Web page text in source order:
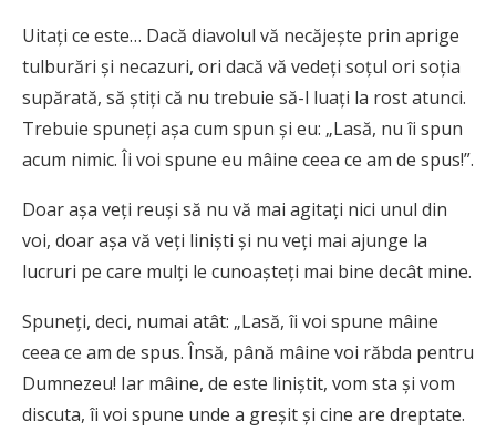
Uitaţi ce este… Dacă diavolul vă necăjeşte prin aprige
tulburări şi necazuri, ori dacă vă vedeţi soţul ori soţia
supărată, să ştiţi că nu trebuie să-l luaţi la rost atunci.
Trebuie spuneţi aşa cum spun şi eu: „Lasă, nu îi spun
acum nimic. Îi voi spune eu mâine ceea ce am de spus!”.
Doar aşa veţi reuşi să nu vă mai agitaţi nici unul din
voi, doar aşa vă veţi linişti şi nu veţi mai ajunge la
lucruri pe care mulţi le cunoaşteţi mai bine decât mine.
Spuneţi, deci, numai atât: „Lasă, îi voi spune mâine
ceea ce am de spus. Însă, până mâine voi răbda pentru
Dumnezeu! Iar mâine, de este liniştit, vom sta şi vom
discuta, îi voi spune unde a greşit şi cine are dreptate.